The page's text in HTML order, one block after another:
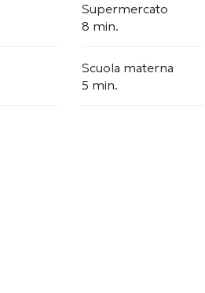
Supermercato
8 min.
Scuola materna
5 min.